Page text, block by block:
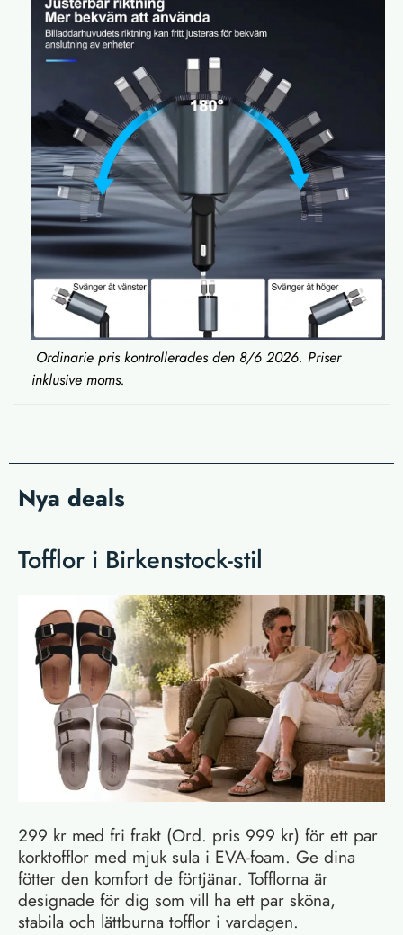
Ordinarie pris kontrollerades den 8/6 2026. Priser
inklusive moms.
Nya deals
Tofflor i Birkenstock-stil
299 kr med fri frakt (Ord. pris 999 kr) för ett par
korktofflor med mjuk sula i EVA-foam. Ge dina
fötter den komfort de förtjänar. Tofflorna är
designade för dig som vill ha ett par sköna,
stabila och lättburna tofflor i vardagen.